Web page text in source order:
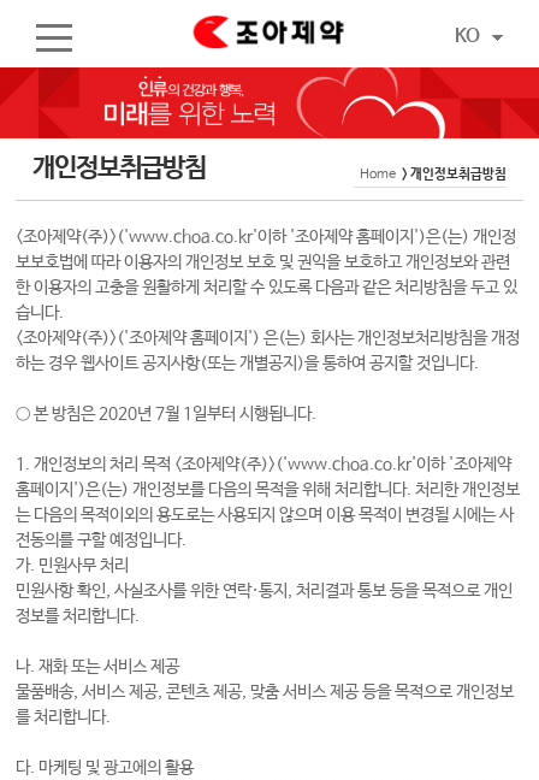
KO
개인정보취급방침 Home > 개인정보취급방침
<조아제약(주)>('www.choa.co.kr'이하 '조아제약 홈페이지')은(는) 개인정
보보호법에 따라 이용자의 개인정보 보호 및 권익을 보호하고 개인정보와 관련
한 이용자의 고충을 원활하게 처리할 수 있도록 다음과 같은 처리방침을 두고 있
습니다.
<조아제약(주)>('조아제약 홈페이지') 은(는) 회사는 개인정보처리방침을 개정
하는 경우 웹사이트 공지사항(또는 개별공지)을 통하여 공지할 것입니다.
○ 본 방침은2020년7월 1 일부터 시행됩니다.
1. 개인정보의 처리 목적 <조아제약(주)>('www.choa.co.kr'이하 '조아제약
홈페이지')은(는) 개인정보를 다음의 목적을 위해 처리합니다. 처리한 개인정보
는 다음의 목적이외의 용도로는 사용되지 않으며 이용 목적이 변경될 시에는 사
전동의를 구할 예정입니다.
가. 민원사무 처리
민원사항 확인, 사실조사를 위한 연락·통지, 처리결과 통보 등을 목적으로 개인
정보를 처리합니다.
나. 재화 또는 서비스 제공
물품배송, 서비스 제공, 콘텐츠 제공, 맞춤 서비스 제공 등을 목적으로 개인정보
를 처리합니다.
다. 마케팅 및 광고에의 활용